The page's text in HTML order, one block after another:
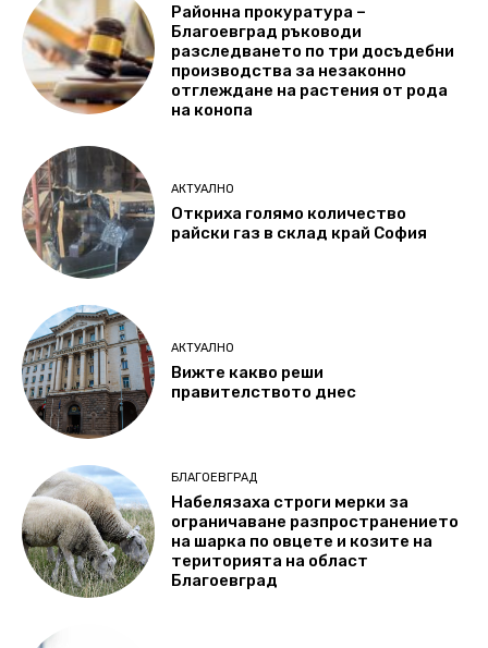
Районна прокуратура –
Благоевград ръководи
разследването по три досъдебни
производства за незаконно
отглеждане на растения от рода
на конопа
АКТУАЛНО
Откриха голямо количество
райски газ в склад край София
АКТУАЛНО
Вижте какво реши
правителството днес
БЛАГОЕВГРАД
Набелязаха строги мерки за
ограничаване разпространението
на шарка по овцете и козите на
територията на област
Благоевград